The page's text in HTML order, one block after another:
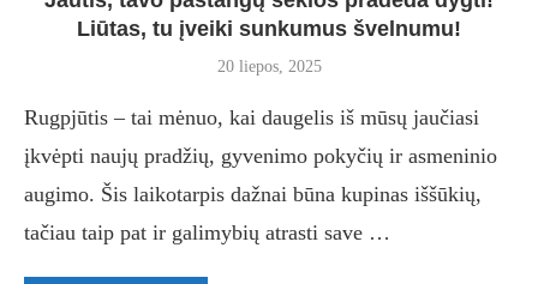
Liūtas, tu įveiki sunkumus švelnumu!
20 liepos, 2025
Rugpjūtis – tai mėnuo, kai daugelis iš mūsų jaučiasi
įkvėpti naujų pradžių, gyvenimo pokyčių ir asmeninio
augimo. Šis laikotarpis dažnai būna kupinas iššūkių,
tačiau taip pat ir galimybių atrasti save …